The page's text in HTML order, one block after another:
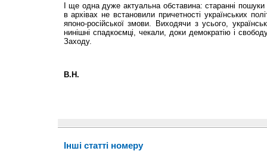
І ще одна дуже актуальна обставина: старанні пошуки
в архівах не встановили причетності українських
японо-російської змови. Виходячи з усього,
нинішні спадкоємці, чекали, доки демократію і
Заходу.
В.Н.
Інші статті номеру